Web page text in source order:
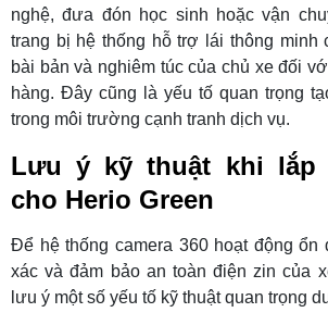
nghệ, đưa đón học sinh hoặc vận
trang bị hệ thống hỗ trợ lái thông minh
bài bản và nghiêm túc của chủ xe đối
hàng. Đây cũng là yếu tố quan trọng
trong môi trường cạnh tranh dịch vụ.
Lưu ý kỹ thuật khi lắp
cho Herio Green
Để hệ thống camera 360 hoạt động ổn
xác và đảm bảo an toàn điện zin của
lưu ý một số yếu tố kỹ thuật quan trọng